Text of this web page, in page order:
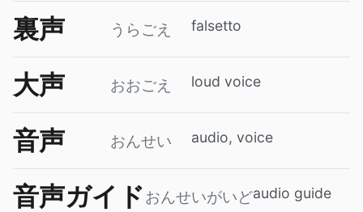
裏声 うらごえ falsetto
大声 おおごえ loud voice
音声 おんせい audio, voice
音声ガイド おんせいがいどaudio guide